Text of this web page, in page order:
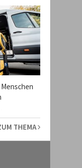
THEMA